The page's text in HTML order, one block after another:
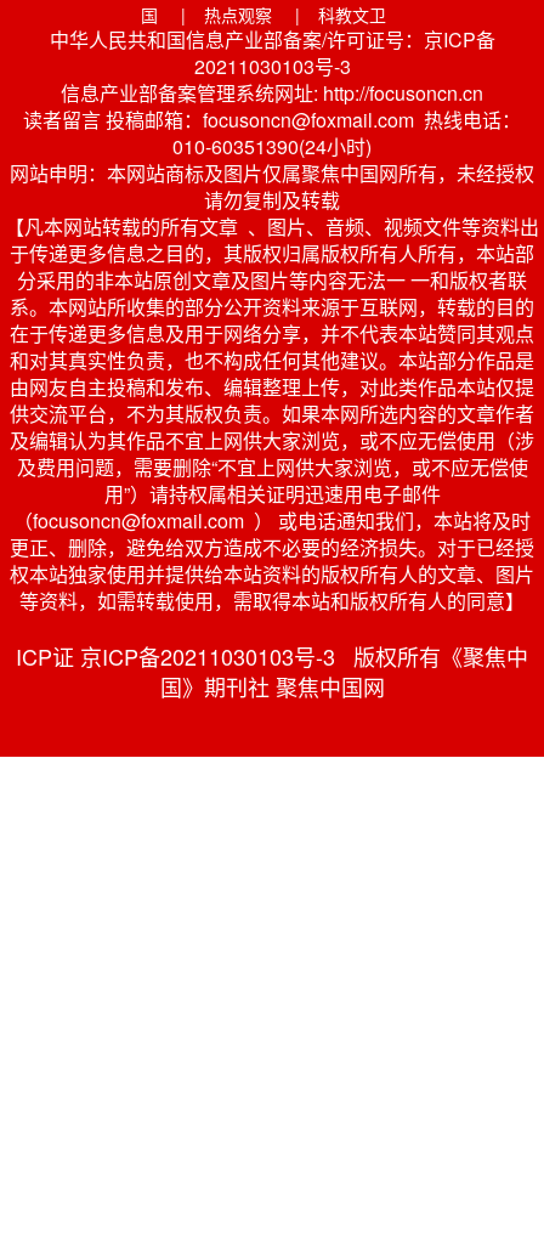
国
| 热点观察 | 科教文卫
中华人民共和国信息产业部备案/许可证号：京ICP备
20211030103号-3
信息产业部备案管理系统网址: http://focusoncn.cn
读者留言 投稿邮箱：focusoncn@foxmail.com 热线电话：
010-60351390(24小时)
网站申明：本网站商标及图片仅属聚焦中国网所有，未经授权
请勿复制及转载
【凡本网站转载的所有文章 、图片、音频、视频文件等资料出
于传递更多信息之目的，其版权归属版权所有人所有，本站部
分采用的非本站原创文章及图片等内容无法一 一和版权者联
系。本网站所收集的部分公开资料来源于互联网，转载的目的
在于传递更多信息及用于网络分享，并不代表本站赞同其观点
和对其真实性负责，也不构成任何其他建议。本站部分作品是
由网友自主投稿和发布、编辑整理上传，对此类作品本站仅提
供交流平台，不为其版权负责。如果本网所选内容的文章作者
及编辑认为其作品不宜上网供大家浏览，或不应无偿使用（涉
及费用问题，需要删除“不宜上网供大家浏览，或不应无偿使
用”）请持权属相关证明迅速用电子邮件
（focusoncn@foxmail.com ） 或电话通知我们，本站将及时
更正、删除，避免给双方造成不必要的经济损失。对于已经授
权本站独家使用并提供给本站资料的版权所有人的文章、图片
等资料，如需转载使用，需取得本站和版权所有人的同意】
ICP证 京ICP备20211030103号-3 版权所有《聚焦中
国》期刊社 聚焦中国网